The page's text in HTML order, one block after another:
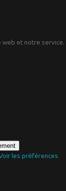
web et notre service.
les préférences